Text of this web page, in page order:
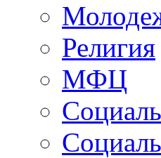
Религия
МФЦ